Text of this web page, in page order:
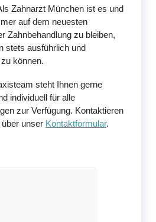
Zahnarzt München ist es und
auf dem neuesten
Zahnbehandlung zu bleiben,
stets ausführlich und
können.
steht Ihnen gerne
individuell für alle
zur Verfügung. Kontaktieren
unser Kontaktformular.